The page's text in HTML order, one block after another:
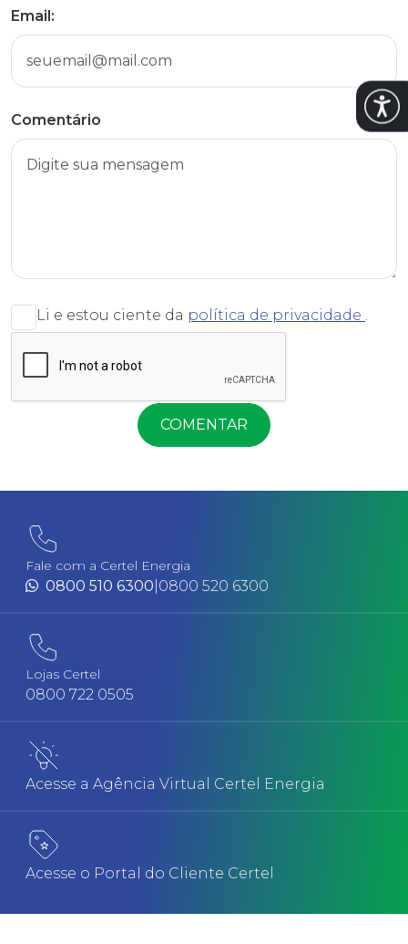
Abrir
Email:
Comentário
Li e estou ciente da política de privacidade .
COMENTAR
Fale com a Certel Energia
0800 510 6300 0800 520 6300
Lojas Certel
0800 722 0505
Acesse a Agência Virtual Certel Energia
Acesse o Portal do Cliente Certel